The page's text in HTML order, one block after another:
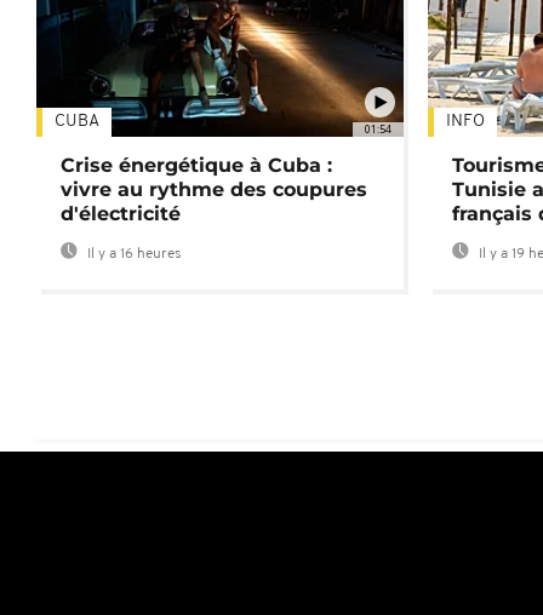
01:54
CUBA
Crise énergétique à Cuba :
vivre au rythme des coupures
d'électricité
Il y a 16 heures
INFO
Tunisie
français
Il y a 19